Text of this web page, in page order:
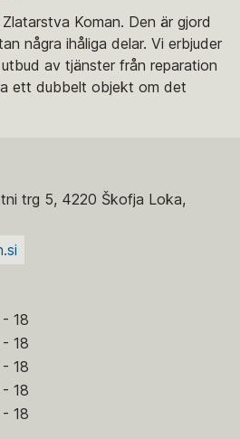
Koman. Den är gjord
några ihåliga delar. Vi erbjuder
av tjänster från reparation
ett dubbelt objekt om det
trg 5, 4220 Škofja Loka,
18
18
18
18
18